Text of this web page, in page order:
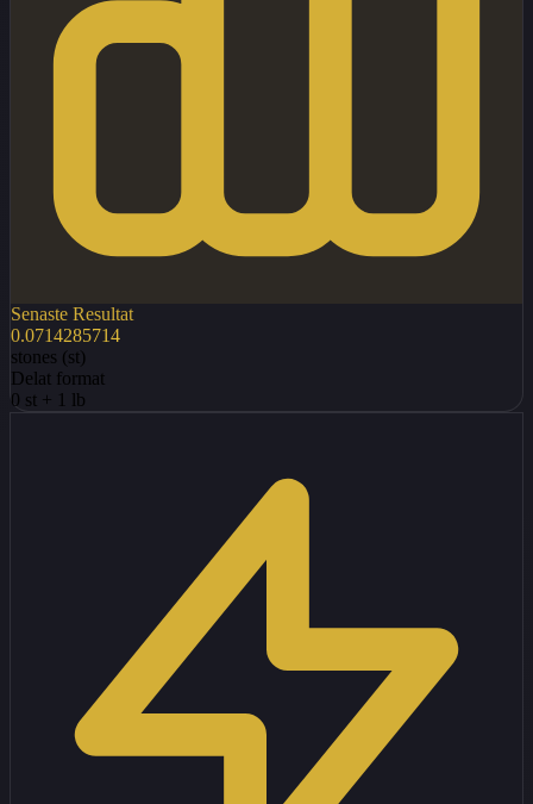
Senaste Resultat
0.0714285714
stones (st)
Delat format
0 st + 1 lb